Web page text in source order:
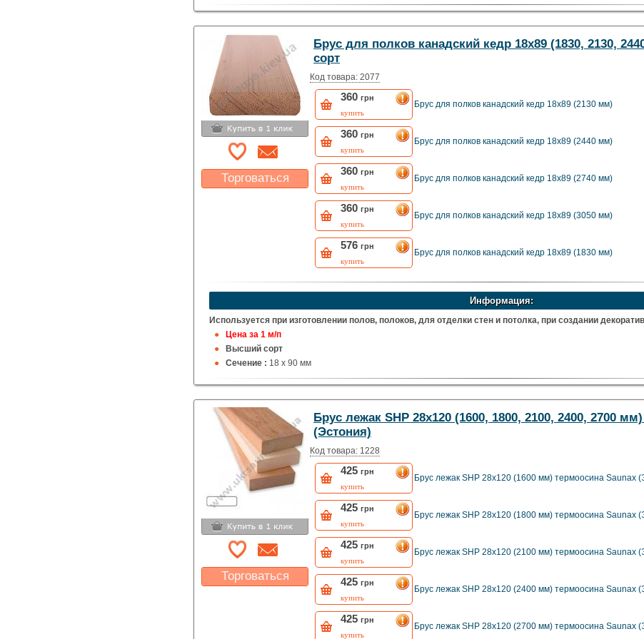
Торговаться
Брус для полков канадский кедр 18х89 (1830, 2130,
сорт
Код товара: 2077
360 грн
купить
Брус для полков канадский кедр 18х89 (2130 мм)
360 грн
купить
Брус для полков канадский кедр 18х89 (2440 мм)
360 грн
купить
Брус для полков канадский кедр 18х89 (2740 мм)
360 грн
купить
Брус для полков канадский кедр 18х89 (3050 мм)
576 грн
купить
Брус для полков канадский кедр 18х89 (1830 мм)
Информация:
Используется при изготовлении полов, полоков, для отделки стен и потолка, при создании
Цена за 1 м/п
Высший сорт
Сечение : 18 х 90 мм
Торговаться
Брус лежак SHP 28x120 (1600, 1800, 2100, 2400, 2700
(Эстония)
Код товара: 1228
425 грн
купить
Брус лежак SHP 28x120 (1600 мм) термоосина Saunax
425 грн
купить
Брус лежак SHP 28x120 (1800 мм) термоосина Saunax
425 грн
купить
Брус лежак SHP 28x120 (2100 мм) термоосина Saunax
425 грн
купить
Брус лежак SHP 28x120 (2400 мм) термоосина Saunax
425 грн
купить
Брус лежак SHP 28x120 (2700 мм) термоосина Saunax